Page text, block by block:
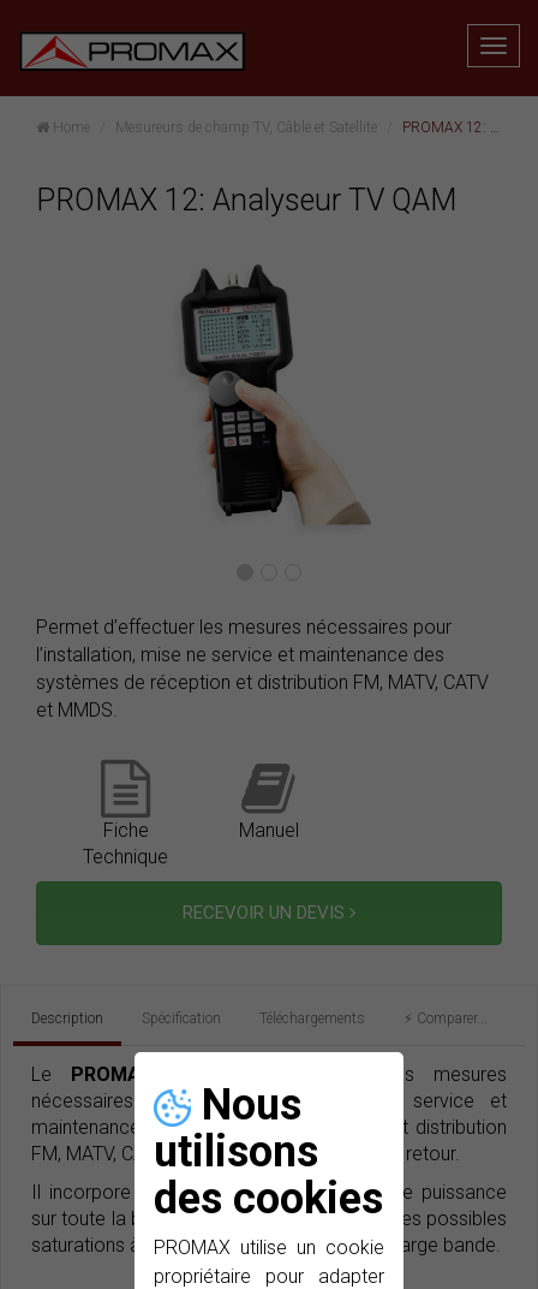
Nous
utilisons
des cookies
PROMAX utilise un cookie
propriétaire pour adapter
Home Mesureurs de champ TV, Câble et Satellite PROMAX 12: Analyseur TV QAM
PROMAX 12: Analyseur TV QAM
Permet d’effectuer les mesures nécessaires pour
l’installation, mise ne service et maintenance des
systèmes de réception et distribution FM, MATV, CATV
et MMDS.
Fiche
Technique
Manuel
RECEVOIR UN DEVIS
Description Spécification Téléchargements ⚡️ Comparer...
Le PROMAX-12
permet d’effectuer les mesures
nécessaires pour l’installation, mise ne service et
maintenance des systèmes de réception et distribution
FM, MATV, CATV et MMDS, incluse la voie de retour.
Il incorpore aussi la fonction de mesure de puissance
sur toute la bande, très utile pour détecter des possibles
saturations à l’entrée de démodulateurs de large bande.